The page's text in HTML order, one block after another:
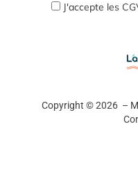
J'accepte les
Copyright © 2026 –